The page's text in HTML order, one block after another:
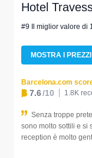
Hotel
#9 Il miglior valore di
MOSTRA I PREZZI
Barcelona.com
7.6/10 1.8K
Senza troppe
sono molto sottili e si
reception è molto